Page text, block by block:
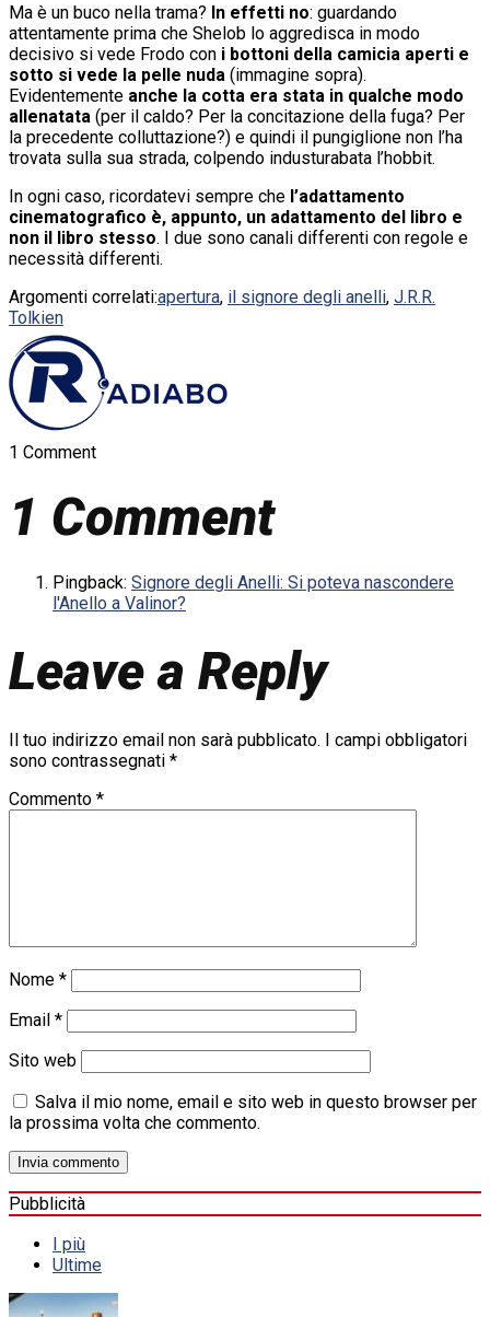
Ma è un buco nella trama? In effetti no: guardando
attentamente prima che Shelob lo aggredisca in modo
decisivo si vede Frodo con i bottoni della camicia aperti e
sotto si vede la pelle nuda (immagine sopra).
Evidentemente anche la cotta era stata in qualche modo
allenatata (per il caldo? Per la concitazione della fuga? Per
la precedente colluttazione?) e quindi il pungiglione non l’ha
trovata sulla sua strada, colpendo industurabata l’hobbit.
In ogni caso, ricordatevi sempre che l’adattamento
cinematografico è, appunto, un adattamento del libro e
non il libro stesso. I due sono canali differenti con regole e
necessità differenti.
Argomenti correlati:apertura, il signore degli anelli, J.R.R.
Tolkien
1 Comment
1 Comment
Pingback: Signore degli Anelli: Si poteva nascondere
l'Anello a Valinor?
Leave a Reply
Il tuo indirizzo email non sarà pubblicato.
I campi obbligatori
sono contrassegnati *
Commento *
Nome *
Email *
Sito web
Salva il mio nome, email e sito web in questo browser per
la prossima volta che commento.
Pubblicità
I più
Ultime